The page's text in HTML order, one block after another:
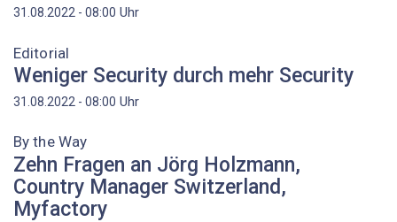
31.08.2022 - 08:00 Uhr
Editorial
Weniger Security durch mehr Security
31.08.2022 - 08:00 Uhr
By the Way
Zehn Fragen an Jörg Holzmann,
Country Manager Switzerland,
Myfactory